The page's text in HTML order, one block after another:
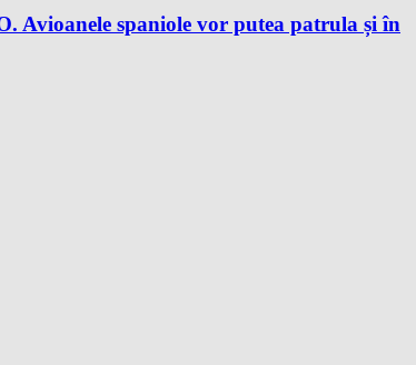
Avioanele spaniole vor putea patrula și în